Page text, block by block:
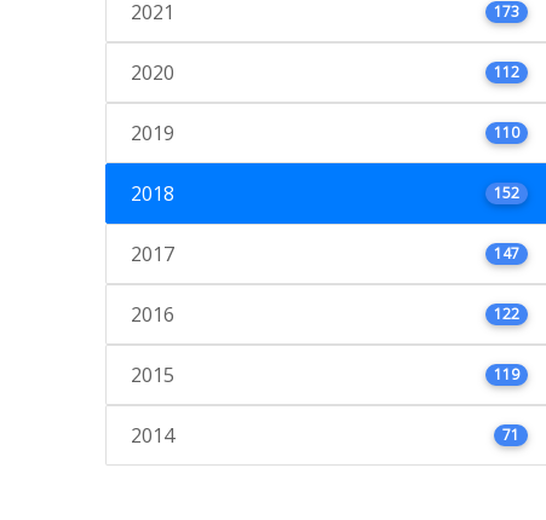
2021 173
2020 112
2019 110
2018 152
2017 147
2016 122
2015 119
2014 71